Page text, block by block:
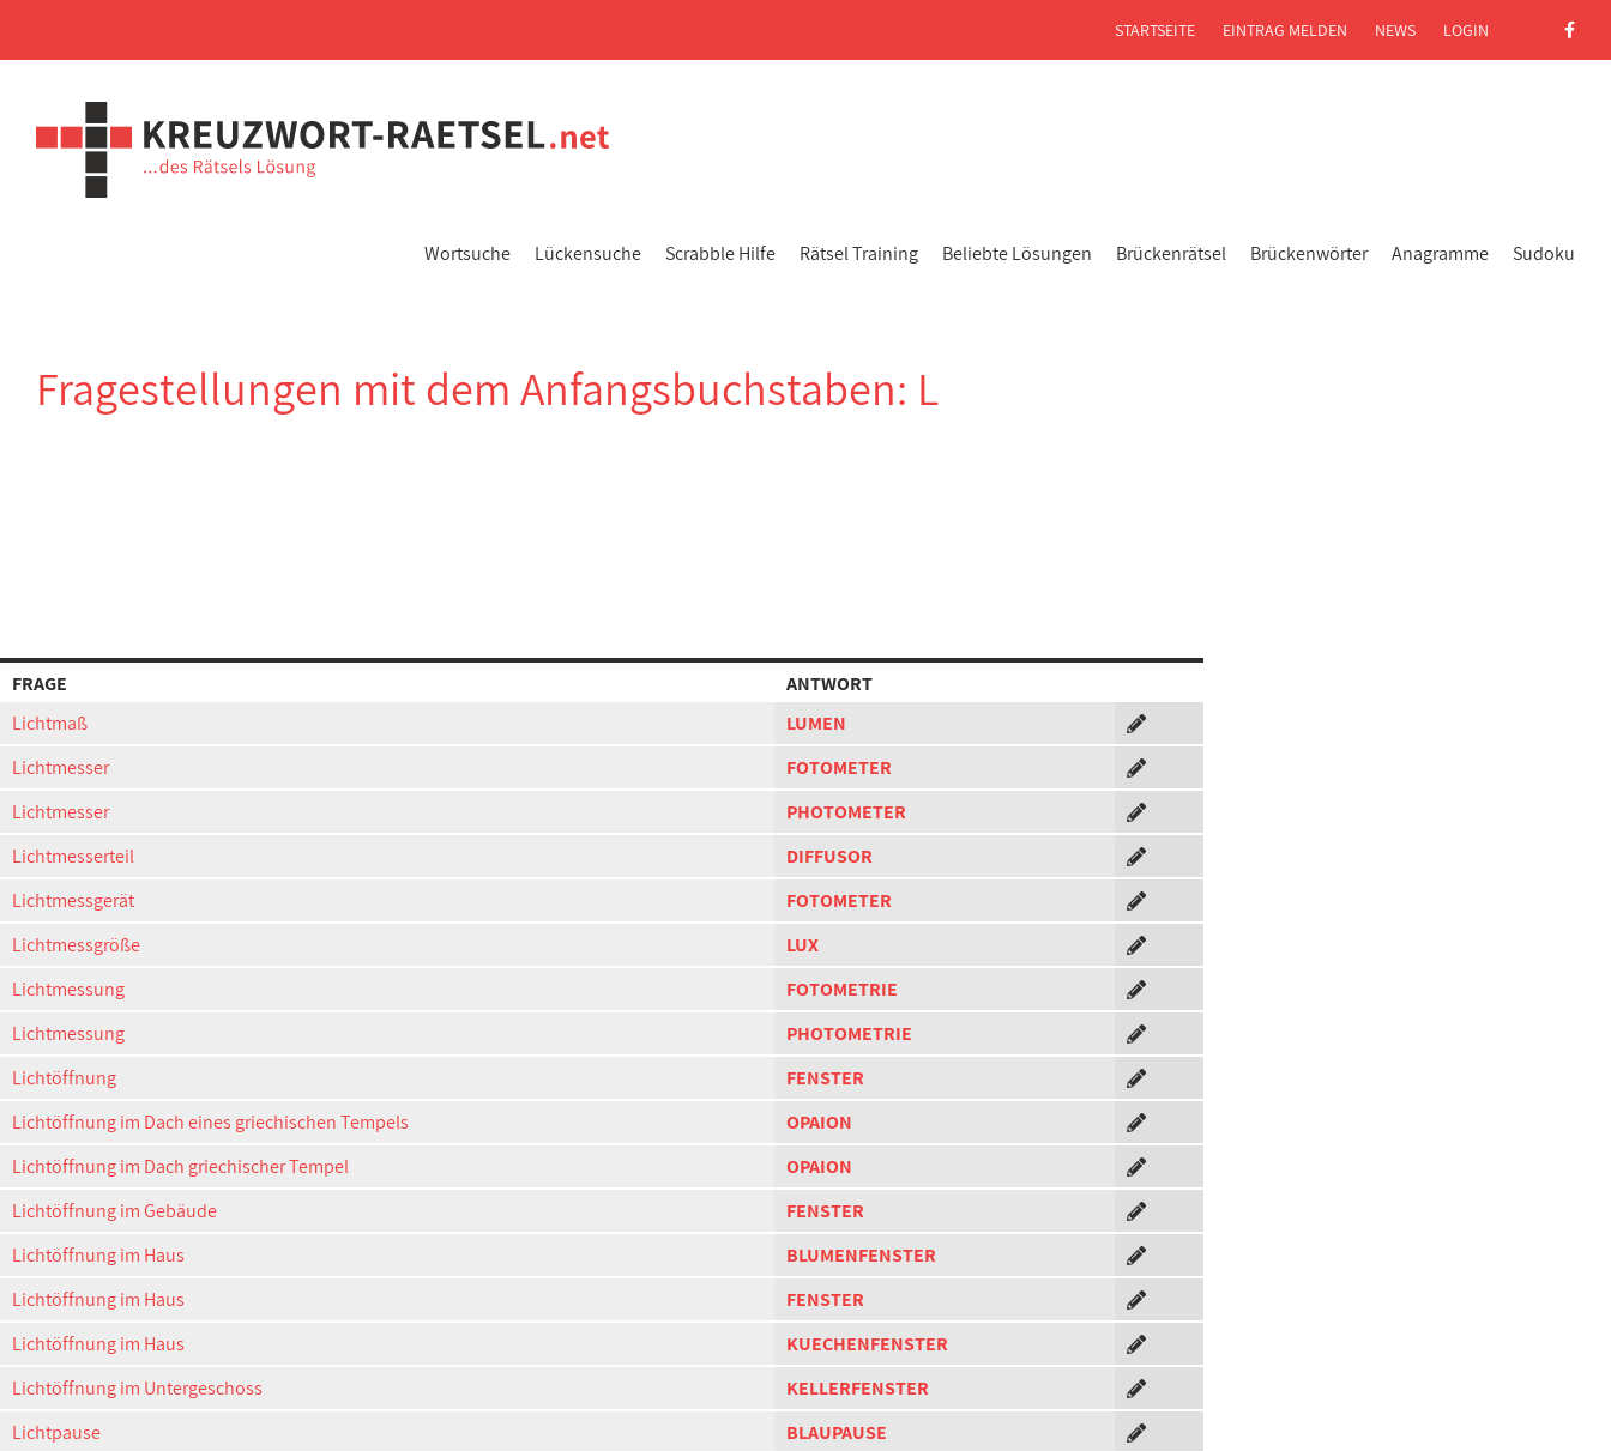
Wortsuche Lückensuche Scrabble Hilfe Rätsel Training Beliebte Lösungen Brückenrätsel Brückenwörter Anagramme Sudoku
STARTSEITE EINTRAG MELDEN NEWS LOGIN
Fragestellungen mit dem Anfangsbuchstaben: L
FRAGE
ANTWORT
Lichtmaß
LUMEN
Lichtmesser
FOTOMETER
Lichtmesser
PHOTOMETER
Lichtmesserteil
DIFFUSOR
Lichtmessgerät
FOTOMETER
Lichtmessgröße
LUX
Lichtmessung
FOTOMETRIE
Lichtmessung
PHOTOMETRIE
Lichtöffnung
FENSTER
Lichtöffnung im Dach eines griechischen Tempels
OPAION
Lichtöffnung im Dach griechischer Tempel
OPAION
Lichtöffnung im Gebäude
FENSTER
Lichtöffnung im Haus
BLUMENFENSTER
Lichtöffnung im Haus
FENSTER
Lichtöffnung im Haus
KUECHENFENSTER
Lichtöffnung im Untergeschoss
KELLERFENSTER
Lichtpause
BLAUPAUSE